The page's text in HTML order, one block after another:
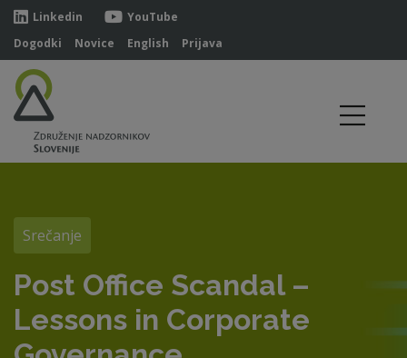
Linkedin
YouTube
Dogodki
Novice English Prijava
Srečanje
Post Office Scandal –
Lessons in Corporate